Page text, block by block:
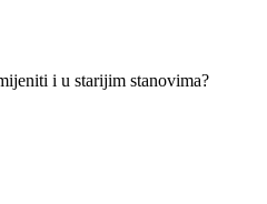
i u starijim stanovima?